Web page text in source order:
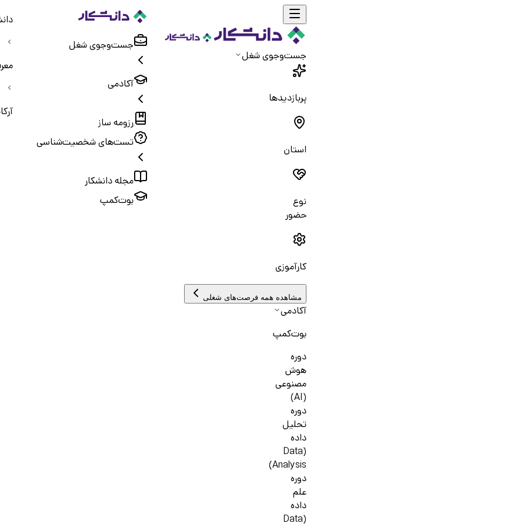
جست‌و‌جوی شغل
پربازدیدها
استان
نوع
حضور
کارآموزی
مشاهده همه فرصت‌های شغلی
آکادمی
بوت‌کمپ
دوره
هوش
مصنوعی
(AI)
دوره
تحلیل
داده
(Data
Analysis)
دوره
علم
داده
(Data
جست‌و‌جوی شغل
آکادمی
رزومه ساز
تست‌های شخصیت‌شناسی
مجله دانشکار
بوت‌کمپ